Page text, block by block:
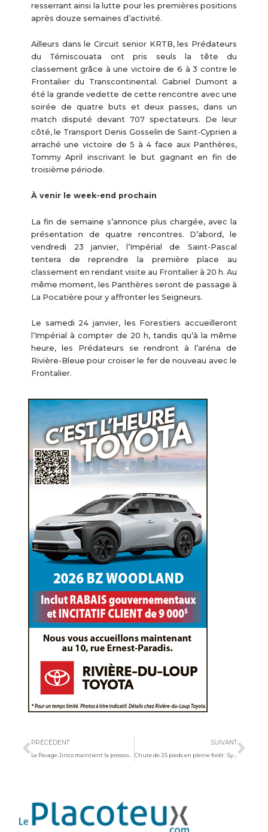
resserrant ainsi la lutte pour les premières positions
après douze semaines d’activité.
Ailleurs dans le Circuit senior KRTB, les Prédateurs
du Témiscouata ont pris seuls la tête du
classement grâce à une victoire de 6 à 3 contre le
Frontalier du Transcontinental. Gabriel Dumont a
été la grande vedette de cette rencontre avec une
soirée de quatre buts et deux passes, dans un
match disputé devant 707 spectateurs. De leur
côté, le Transport Denis Gosselin de Saint-Cyprien a
arraché une victoire de 5 à 4 face aux Panthères,
Tommy April inscrivant le but gagnant en fin de
troisième période.
À venir le week-end prochain
La fin de semaine s’annonce plus chargée, avec la
présentation de quatre rencontres. D’abord, le
vendredi 23 janvier, l’Impérial de Saint-Pascal
tentera de reprendre la première place au
classement en rendant visite au Frontalier à 20 h. Au
même moment, les Panthères seront de passage à
La Pocatière pour y affronter les Seigneurs.
Le samedi 24 janvier, les Forestiers accueilleront
l’Impérial à compter de 20 h, tandis qu’à la même
heure, les Prédateurs se rendront à l’aréna de
Rivière-Bleue pour croiser le fer de nouveau avec le
Frontalier.
PRÉCÉDENT
Le Pavage Jirico maintient la pression au sommet
SUIVANT
Chute de 25 pieds en pleine forêt : Sylvain Cazes a frôlé la mort